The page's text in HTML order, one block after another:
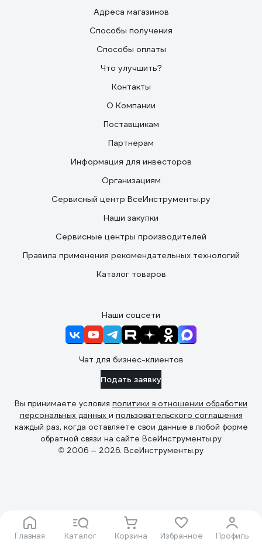
Главная Каталог Корзина Избранное Профиль
Адреса магазинов
Способы получения
Способы оплаты
Что улучшить?
Контакты
О Компании
Поставщикам
Партнерам
Информация для инвесторов
Организациям
Сервисный центр ВсеИнструменты.ру
Наши закупки
Сервисные центры производителей
Правила применения рекомендательных технологий
Каталог товаров
Наши соцсети
Чат для бизнес-клиентов
Подать заявку
Вы принимаете условия политики в отношении обработки
персональных данных и пользовательского соглашения
каждый раз, когда оставляете свои данные в любой форме
обратной связи на сайте ВсеИнструменты.ру
© 2006 — 2026. ВсеИнструменты.ру